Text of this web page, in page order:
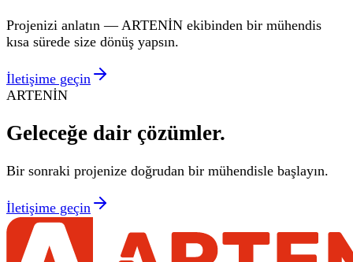
Projenizi anlatın — ARTENİN ekibinden bir mühendis
kısa sürede size dönüş yapsın.
İletişime geçin
ARTENİN
Geleceğe dair çözümler.
Bir sonraki projenize doğrudan bir mühendisle başlayın.
İletişime geçin